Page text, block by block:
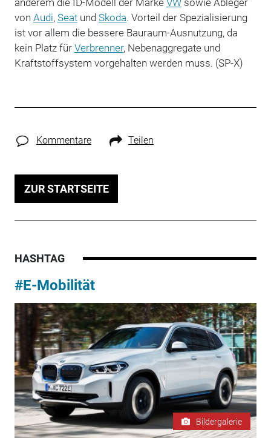
von Audi, Seatund Skoda. Vorteil der Spezialisierung
ist vor allem die bessere Bauraum-Ausnutzung, da
kein Platz für Verbrenner, Nebenaggregate und
Kraftstoffsystem vorgehalten werden muss. (SP-X)
Kommentare Teilen
ZUR STARTSEITE
HASHTAG
#E-Mobilität
Bildergalerie